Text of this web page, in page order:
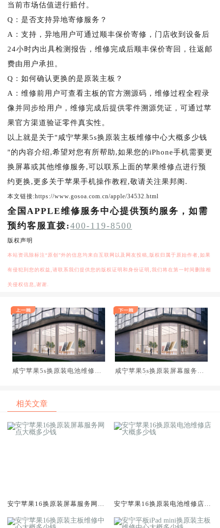
当前市场估值进行赔付。
Q：是否支持异地寄修服务？
A：支持，异地用户可通过顺丰保价寄修，门店收到设备后
24小时内出具检测报告，维修完成后顺丰保价寄回，往返邮
费由用户承担。
Q：如何确认更换的是原装主板？
A：维修前用户可查看主板的官方溯源码，维修过程全程录
像并同步给用户，维修完成后提供零件溯源凭证，可通过苹
果官方渠道验证零件真实性。
以上就是关于"咸宁苹果5s换原装主板维修中心大概多少钱
"的内容介绍,希望对您有所帮助,如果您的iPhone手机需要更
换屏幕或其他维修服务,可以联系上面的苹果维修点进行预
约更换,更多关于苹果手机操作教程,敬请关注果邦阁.
本文链接:https://www.gosoa.com.cn/apple/34532.html
全国APPLE维修服务中心提供预约服务，如需
预约客服直拨:400-119-8500
版权声明
本站资讯除标注“原创”外的信息均来自互联网以及网友投稿,版权归属于原始作者,如果
有侵犯到您的权益,请联系我们提供您的版权证明和身份证明,我们将在第一时间删除相
关侵权信息,谢谢.
咸宁苹果5s换原装电池维修店
咸宁苹果5s换原装屏幕服务网
相关文章
安宁苹果16换原装屏幕服务网点
安宁苹果16换原装电池维修店大